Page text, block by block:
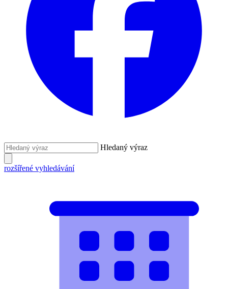
Hledaný výraz
rozšířené vyhledávání